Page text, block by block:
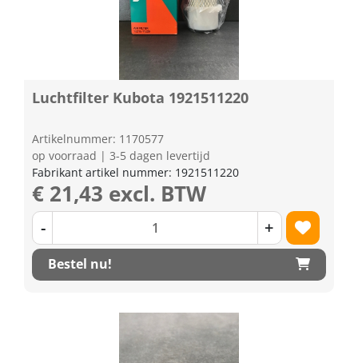
Luchtfilter Kubota 1921511220
Artikelnummer: 1170577
op voorraad | 3-5 dagen levertijd
Fabrikant artikel nummer: 1921511220
€ 21,43 excl. BTW
- +
Bestel nu!